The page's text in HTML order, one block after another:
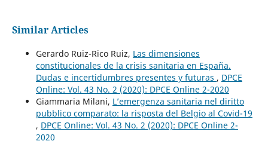
Similar Articles
Gerardo Ruiz-Rico Ruiz, Las dimensiones
constitucionales de la crisis sanitaria en España.
Dudas e incertidumbres presentes y futuras , DPCE
Online: Vol. 43 No. 2 (2020): DPCE Online 2-2020
Giammaria Milani, L’emergenza sanitaria nel diritto
pubblico comparato: la risposta del Belgio al Covid-19
, DPCE Online: Vol. 43 No. 2 (2020): DPCE Online 2-
2020